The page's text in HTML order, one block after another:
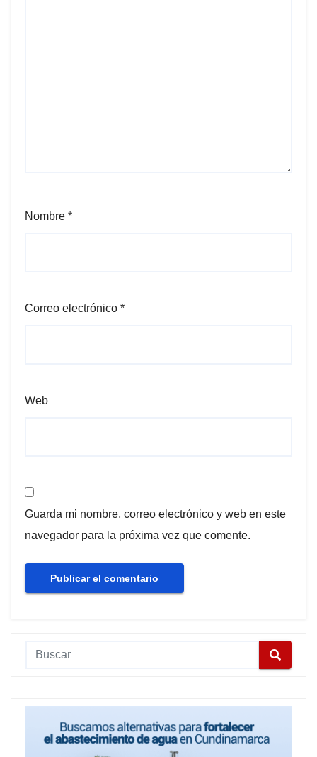
Nombre *
Correo electrónico *
Web
Guarda mi nombre, correo electrónico y web en este
navegador para la próxima vez que comente.